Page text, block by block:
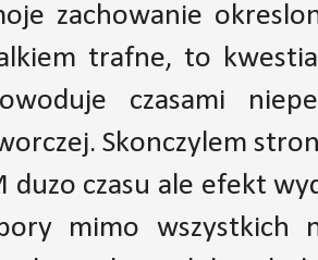
zachowanie
trafne, to
czasami
Skonczylem
duzo czasu ale efekt
mimo wszystkich